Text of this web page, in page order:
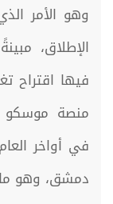
وهو الأمر
الإطلاق،
فيها اقتراح
منصة موسكو
دمشق، وهو